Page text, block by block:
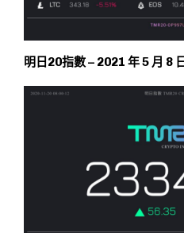
明日20指數 – 2021 年 5 月 8